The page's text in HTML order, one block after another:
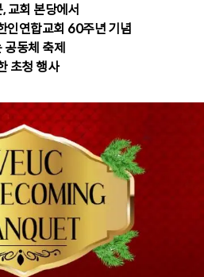
교회 본당에서
인연합교회 60주년 기념
동체 축제
초청 행사